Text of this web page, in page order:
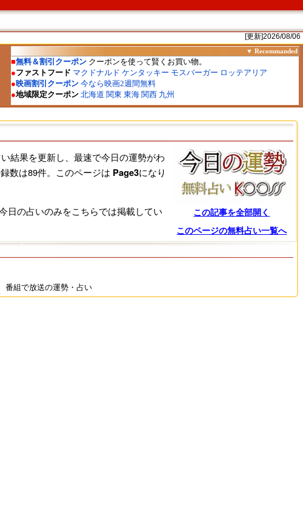
[更新]2026/08/06
この記事を全部開く
このページの無料占い一覧へ
結果を更新し、最速で今日の運勢がわ
数は89件。このページは Page3になり
日の占いのみをこちらでは掲載してい
番組で放送の運勢・占い